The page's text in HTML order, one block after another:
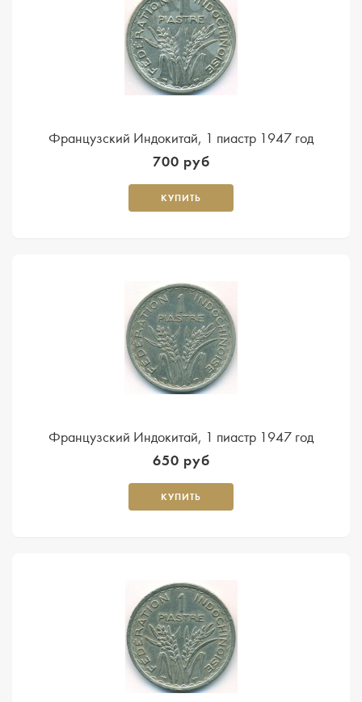
Французский Индокитай, 1 пиастр 1947 год
700 руб
КУПИТЬ
Французский Индокитай, 1 пиастр 1947 год
650 руб
КУПИТЬ